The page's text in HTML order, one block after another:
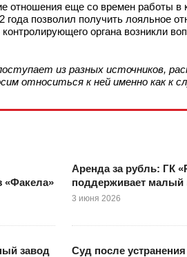
отношения еще со времен работы в
года позволил получить лояльное
контролирующего органа возникли
из разных источников,
относиться к ней именно как к
«Факела»
Аренда за рубль: ГК
поддерживает малый
3 июня 2026
завод
Суд после